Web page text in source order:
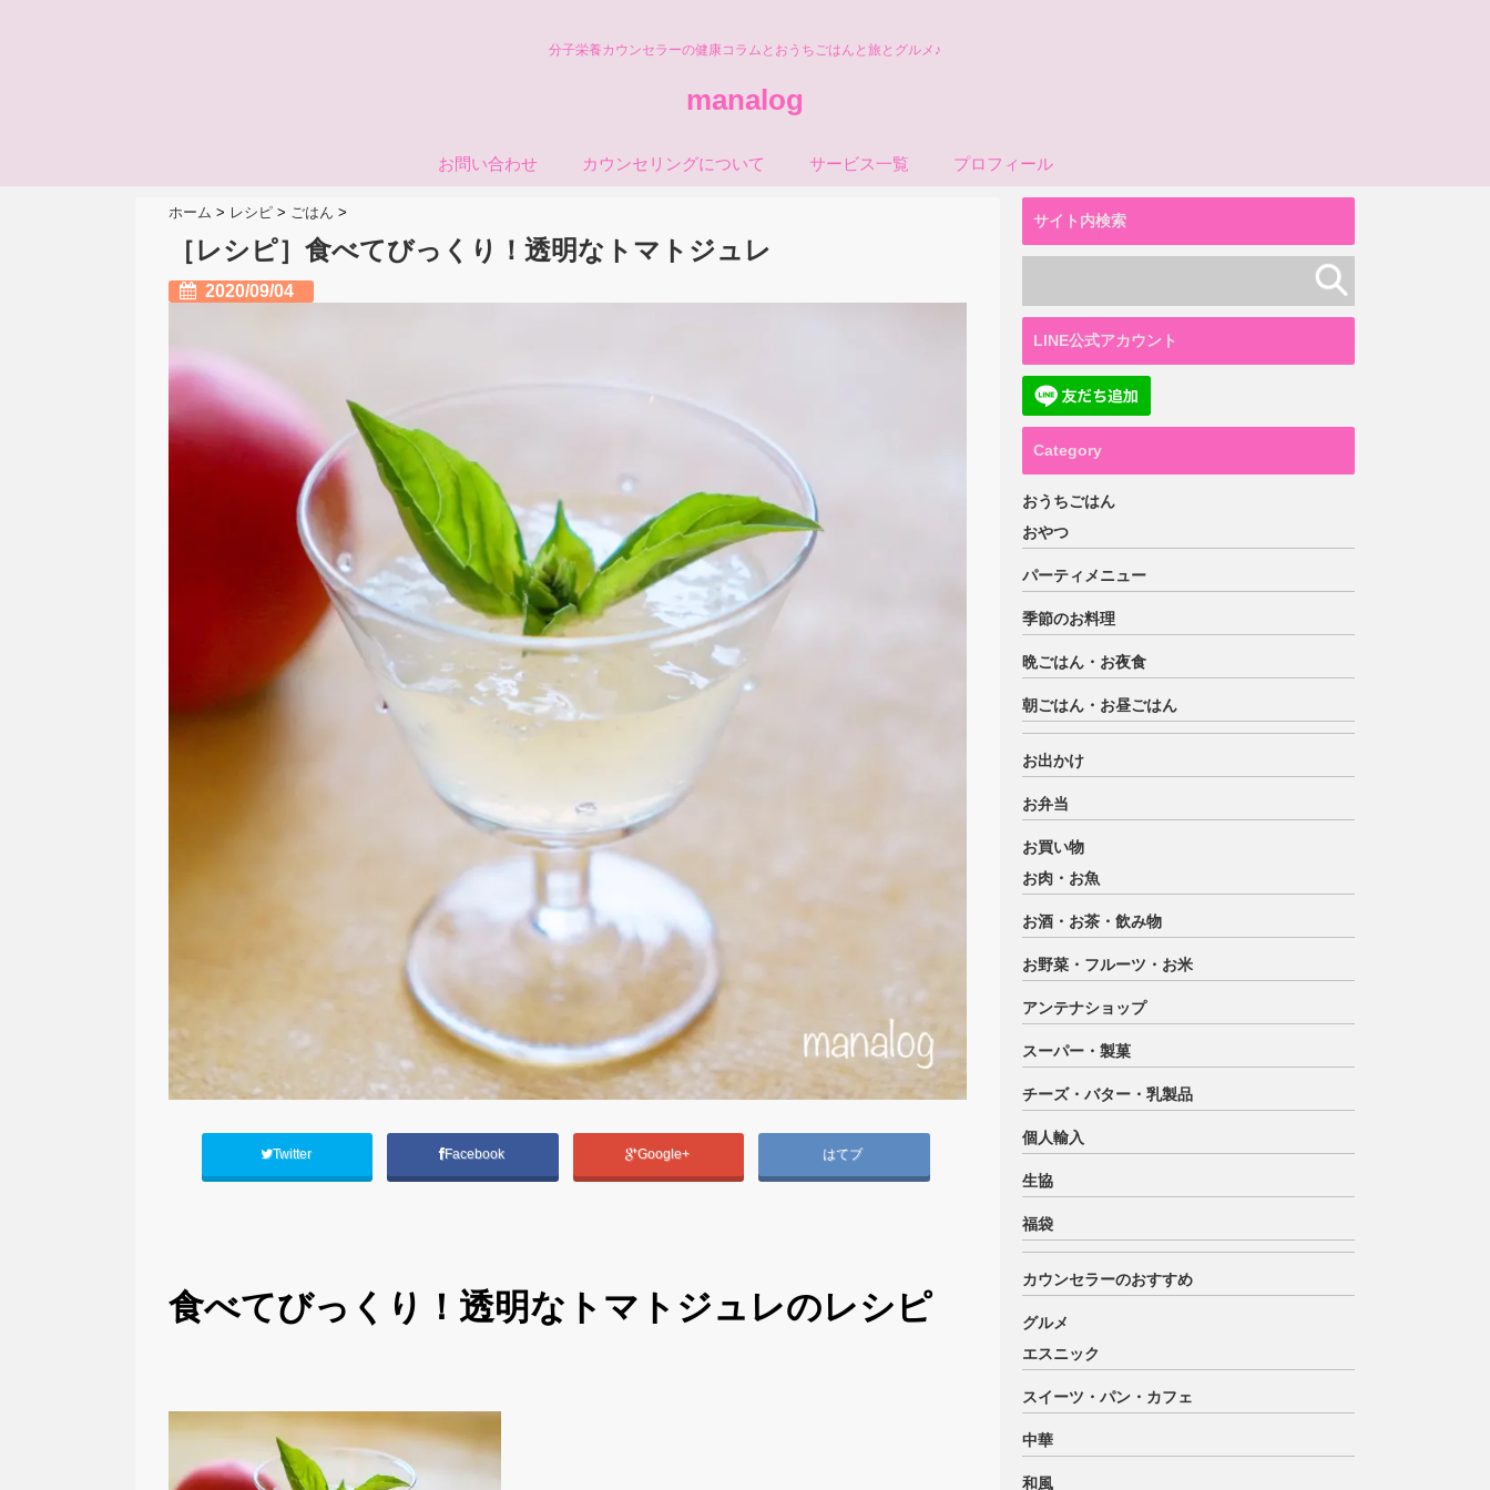
分子栄養カウンセラーの健康コラムとおうちごはんと旅とグルメ♪
manalog
お問い合わせ カウンセリングについて サービス一覧 プロフィール
ホーム > レシピ > ごはん >
［レシピ］食べてびっくり！透明なトマトジュレ
2020/09/04
Twitter Facebook Google+ はてブ
食べてびっくり！透明なトマトジュレのレシピ
サイト内検索
LINE公式アカウント
Category
おうちごはん
おやつ
パーティメニュー
季節のお料理
晩ごはん・お夜食
朝ごはん・お昼ごはん
お出かけ
お弁当
お買い物
お肉・お魚
お酒・お茶・飲み物
お野菜・フルーツ・お米
アンテナショップ
スーパー・製菓
チーズ・バター・乳製品
個人輸入
生協
福袋
カウンセラーのおすすめ
グルメ
エスニック
スイーツ・パン・カフェ
中華
和風